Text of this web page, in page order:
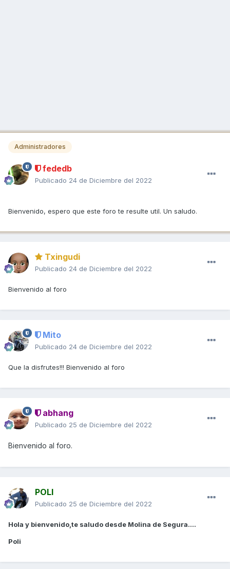
Administradores
fededb
Publicado 24 de Diciembre del 2022
Bienvenido, espero que este foro te resulte util. Un saludo.
Txingudi
Publicado 24 de Diciembre del 2022
Bienvenido al foro
Mito
Publicado 24 de Diciembre del 2022
Que la disfrutes!!! Bienvenido al foro
abhang
Publicado 25 de Diciembre del 2022
Bienvenido al foro.
POLI
Publicado 25 de Diciembre del 2022
Hola y bienvenido,te saludo desde Molina de Segura....
Poli